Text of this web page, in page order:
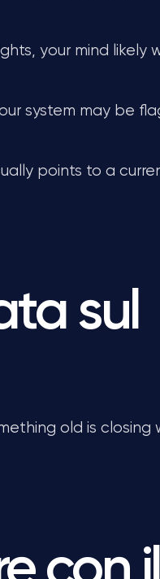
your mind likely
system may be
points to a
sul
old is